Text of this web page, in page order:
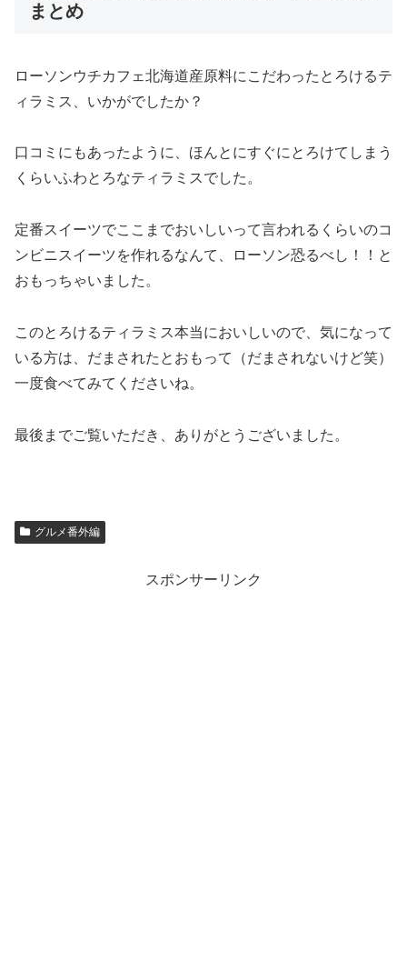
まとめ
ローソンウチカフェ北海道産原料にこだわったとろけるテ
ィラミス、いかがでしたか？
口コミにもあったように、ほんとにすぐにとろけてしまう
くらいふわとろなティラミスでした。
定番スイーツでここまでおいしいって言われるくらいのコ
ンビニスイーツを作れるなんて、ローソン恐るべし！！と
おもっちゃいました。
このとろけるティラミス本当においしいので、気になって
いる方は、だまされたとおもって（だまされないけど笑）
一度食べてみてくださいね。
最後までご覧いただき、ありがとうございました。
グルメ番外編
スポンサーリンク